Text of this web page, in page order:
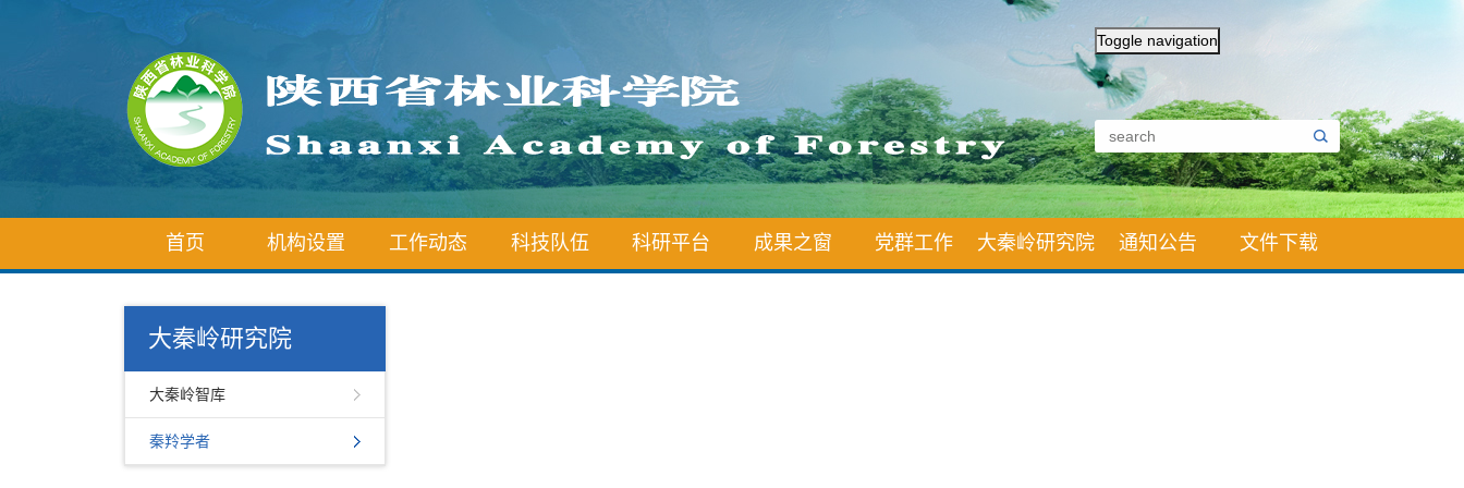
Toggle navigation
首页 机构设置 工作动态 科技队伍 科研平台 成果之窗 党群工作 大秦岭研究院 通知公告 文件下载
大秦岭研究院
大秦岭智库
秦羚学者